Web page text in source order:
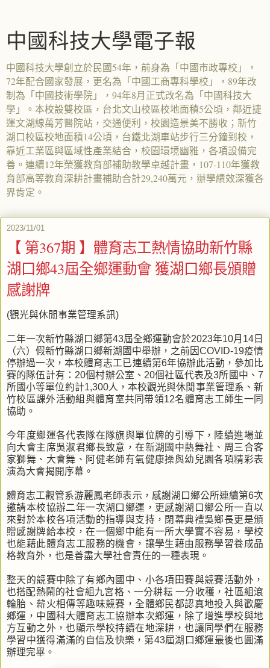
中國科技大學電子報
中國科技大學創立於民國54年，前身為「中國市政專校」，
72年配合國家發展，更名為「中國工商專科學校」，89年改
制為「中國技術學院」，94年8月正式改名為「中國科技大
學」。本校設雙校區，台北文山校區校地面積5公頃，鄰近捷
運文湖線萬芳醫院站，交通便利，校園造景美不勝收；新竹
湖口校區校地面積14公頃，台鐵北湖車站步行三分鐘到校，
靠近工業區與區域性產業結合，校園環境幽雅，各項設備完
善。連續12年榮獲教育部補助教學卓越計畫，107-110年獲教
育部高等教育深耕計畫補助合計29,240萬元，辦學績效深獲各
界肯定。
2023/11/01
【 第367期 】體育志工熱情協助新竹縣
湖口鄉43屆全鄉運動會 獲湖口鄉長頒贈
感謝牌
(觀光與休閒事業管理系訊)
二年一次新竹縣湖口鄉第43屆全鄉運動會於2023年10月14日
（六）假新竹縣湖口鄉新湖國中舉辦，之前因COVID-19疫情
停辦過一次，本校體育志工已連續第6年協辦此活動，參加比
賽的隊伍計有：20個村辦公室、20個社區代表及3所國中、7
所國小等單位約計1,300人，本校觀光與休閒事業管理系、新
竹校區課外活動組與體育室共同帶領12名體育志工師生一同
協助。
今年度鄉運各代表隊在隊旗與單位牌的引導下，陸續進場並
向大會主席吳淑君鄉長致意，在新湖國中熱舞社、周三合客
家獅舞、大會舞、阿健老師有氧健康操與幼兒園各項精彩表
演為大會揭開序幕。
體育志工觀管系游麗鳳老師表示，感謝湖口鄉公所連續第6次
邀請本校協辦二年一次湖口鄉運，更感謝湖口鄉公所一直以
來對於本校各項活動的指導與支持，閉幕典禮吳鄉長更是頒
贈感謝牌給本校，在一個鄉中能有一所大學實不容易，學校
也能藉此體育志工服務的機會，讓學生藉由服務學習養成品
格教育外，也是善盡大學社會責任的一種表現。
整天的競賽中除了有鄉內國中、小各項田賽與競賽活動外，
也搭配熱鬧的社會組九宮格、一分耕耘 一分收穫，社區組滾
輪胎、薪火相傳等趣味競賽，全體鄉民都認真地投入與歡慶
鄉運，中國科大體育志工協辦本次鄉運，除了增進學校與地
方互動之外，也顯示學校持續在地深耕，也讓同學們在服務
學習中獲得滿滿的自信及快樂，第43屆湖口鄉運最後也圓滿
辦理完畢。